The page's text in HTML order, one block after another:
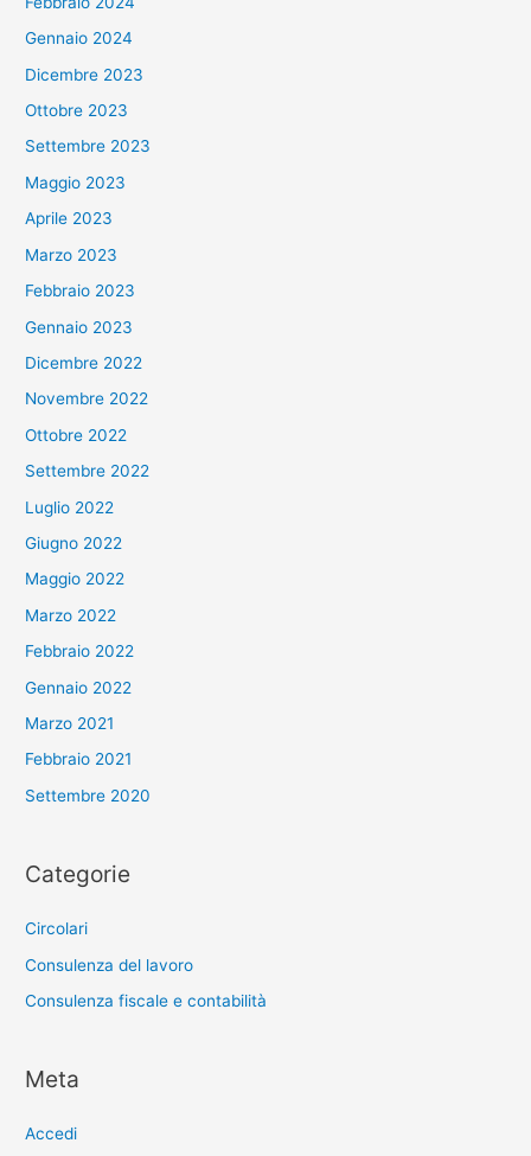
Gennaio 2024
Dicembre 2023
Ottobre 2023
Settembre 2023
Maggio 2023
Aprile 2023
Marzo 2023
Febbraio 2023
Gennaio 2023
Dicembre 2022
Novembre 2022
Ottobre 2022
Settembre 2022
Luglio 2022
Giugno 2022
Maggio 2022
Marzo 2022
Febbraio 2022
Gennaio 2022
Marzo 2021
Febbraio 2021
Settembre 2020
Categorie
Circolari
Consulenza del lavoro
Consulenza fiscale e contabilità
Meta
Accedi